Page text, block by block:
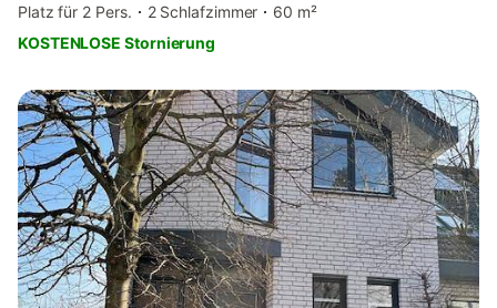
Platz für 2 Pers.
2 Schlafzimmer
60 m²
KOSTENLOSE Stornierung